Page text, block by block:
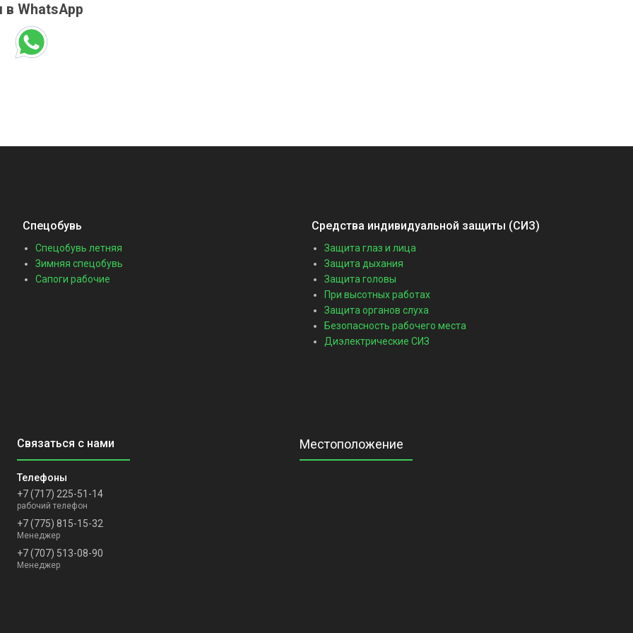
WhatsApp
Спецобувь
Спецобувь летняя
Зимняя спецобувь
Сапоги рабочие
Средства индивидуальной защиты (СИЗ)
Защита глаз и лица
Защита дыхания
Защита головы
При высотных работах
Защита органов слуха
Безопасность рабочего места
Диэлектрические СИЗ
+7 (717) 225-51-14
рабочий телефон
+7 (775) 815-15-32
Менеджер
+7 (707) 513-08-90
Менеджер